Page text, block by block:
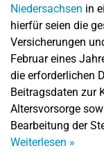
Niedersachsen in
hierfür seien die
Versicherungen
Februar eines
die erforderlichen
Beitragsdaten zur
Altersvorsorge
Bearbeitung der
Weiterlesen »